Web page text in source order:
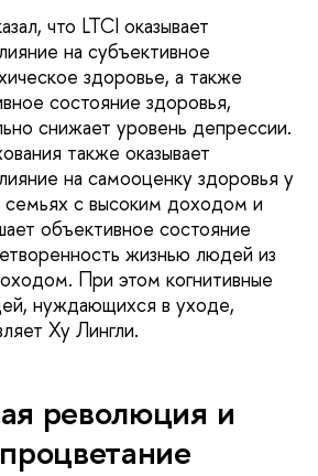
что LTCI оказывает
на субъективное
здоровье, а также
состояние здоровья,
снижает уровень депрессии.
также оказывает
на самооценку здоровья у
с высоким доходом и
объективное состояние
жизнью людей из
При этом когнитивные
нуждающихся в уходе,
Ху Лингли.
революция и